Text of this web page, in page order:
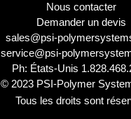
Nous contacter
Demander un devis
sales@psi-
service@psi-
Ph: États-Unis
© 2023 PSI-Polymer
Tous les droits sont